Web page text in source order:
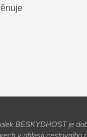
BESKYDHOST je
v oblasti cestovního